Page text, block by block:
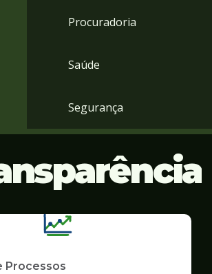
Procuradoria
Saúde
Segurança
Processos